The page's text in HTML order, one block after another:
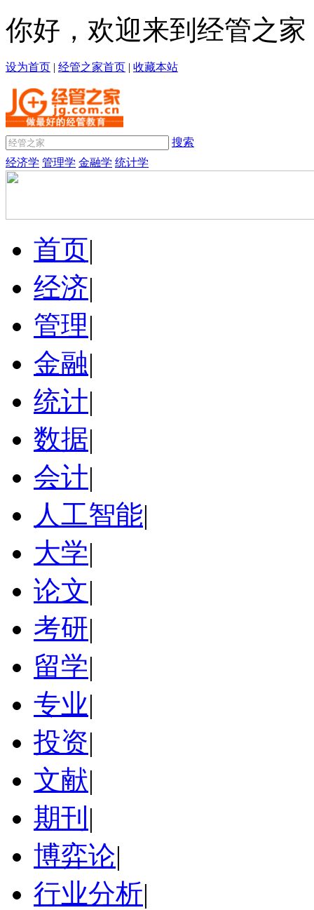
你好，欢迎来到经管之家
设为首页 | 经管之家首页 | 收藏本站
搜索
经济学 管理学 金融学 统计学
首页|
经济|
管理|
金融|
统计|
数据|
会计|
人工智能|
大学|
论文|
考研|
留学|
专业|
投资|
文献|
期刊 |
博弈论|
行业分析|